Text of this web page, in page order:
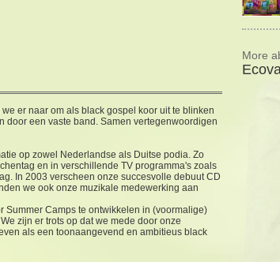
er naar om als black gospel koor uit te blinken
door een vaste band. Samen vertegenwoordigen
op zowel Nederlandse als Duitse podia. Zo
en in verschillende TV programma's zoals
In 2003 verscheen onze succesvolle debuut CD
we ook onze muzikale medewerking aan
Summer Camps te ontwikkelen in (voormalige)
zijn er trots op dat we mede door onze
als een toonaangevend en ambitieus black
More